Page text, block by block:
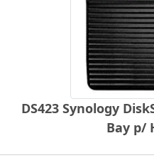
DS423 Synology
Bay p/